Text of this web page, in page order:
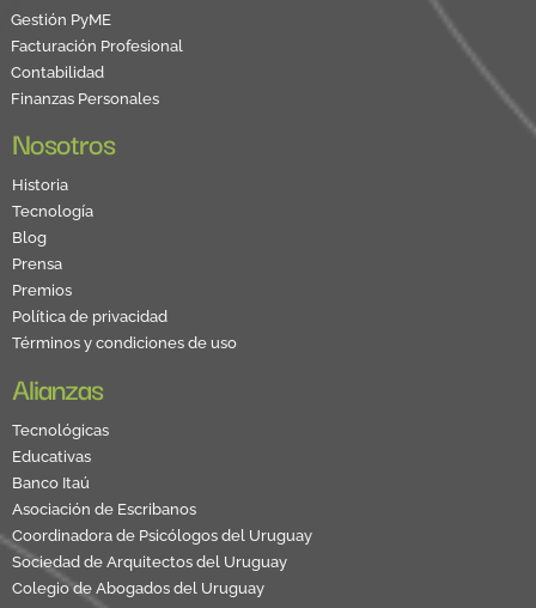
Gestión PyME
Facturación Profesional
Contabilidad
Finanzas Personales
Nosotros
Historia
Tecnología
Blog
Prensa
Premios
Política de privacidad
Términos y condiciones de uso
Alianzas
Tecnológicas
Educativas
Banco Itaú
Asociación de Escribanos
Coordinadora de Psicólogos del Uruguay
Sociedad de Arquitectos del Uruguay
Colegio de Abogados del Uruguay